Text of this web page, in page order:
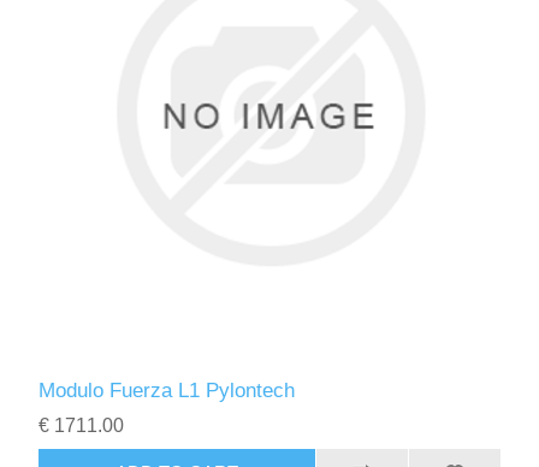
Modulo Fuerza L1 Pylontech
€ 1711.00